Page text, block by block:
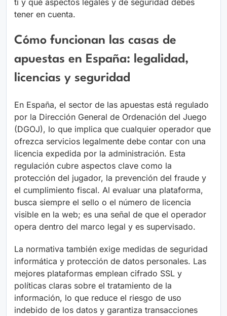
ti y qué aspectos legales y de seguridad debes
tener en cuenta.
Cómo funcionan las casas de
apuestas en España: legalidad,
licencias y seguridad
En España, el sector de las apuestas está regulado
por la Dirección General de Ordenación del Juego
(DGOJ), lo que implica que cualquier operador que
ofrezca servicios legalmente debe contar con una
licencia expedida por la administración. Esta
regulación cubre aspectos clave como la
protección del jugador, la prevención del fraude y
el cumplimiento fiscal. Al evaluar una plataforma,
busca siempre el sello o el número de licencia
visible en la web; es una señal de que el operador
opera dentro del marco legal y es supervisado.
La normativa también exige medidas de seguridad
informática y protección de datos personales. Las
mejores plataformas emplean cifrado SSL y
políticas claras sobre el tratamiento de la
información, lo que reduce el riesgo de uso
indebido de los datos y garantiza transacciones